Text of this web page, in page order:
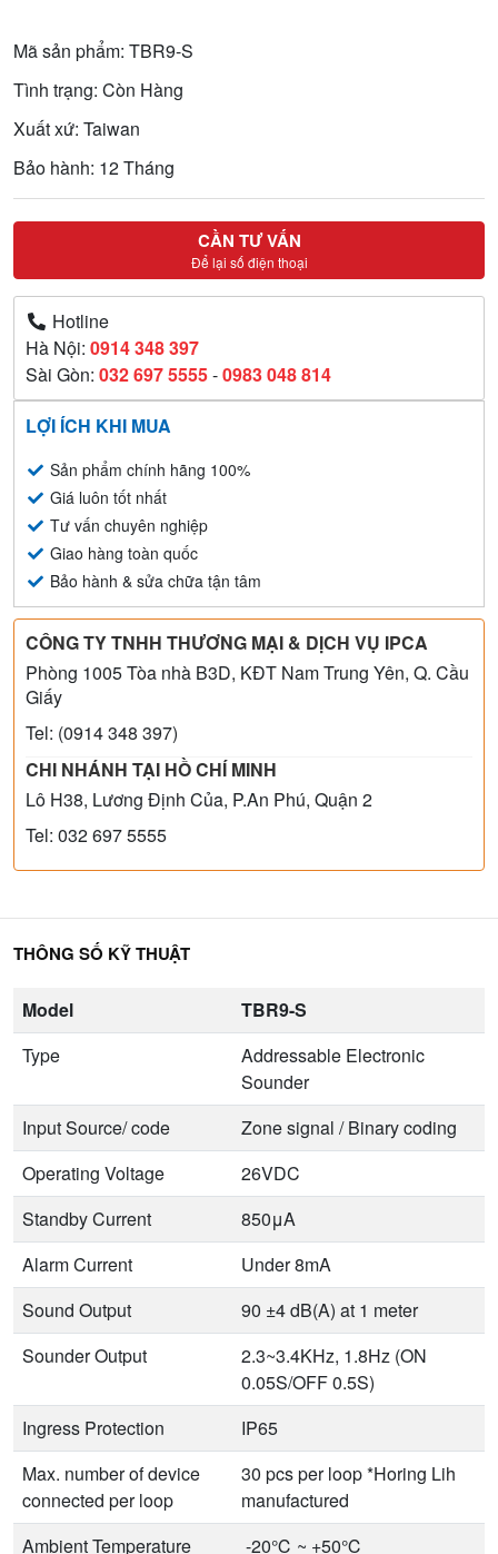
Mã sản phẩm: TBR9-S
Tình trạng: Còn Hàng
Xuất xứ: Taiwan
Bảo hành: 12 Tháng
CẦN TƯ VẤN
Để lại số điện thoại
Hotline
Hà Nội: 0914 348 397
Sài Gòn: 032 697 5555-0983 048 814
LỢI ÍCH KHI MUA
Sản phẩm chính hãng 100%
Giá luôn tốt nhất
Tư vấn chuyên nghiệp
Giao hàng toàn quốc
Bảo hành & sửa chữa tận tâm
CÔNG TY TNHH THƯƠNG MẠI & DỊCH VỤ IPCA
Phòng 1005 Tòa nhà B3D, KĐT Nam Trung Yên, Q. Cầu
Giấy
Tel: (0914 348 397)
CHI NHÁNH TẠI HỒ CHÍ MINH
Lô H38, Lương Định Của, P.An Phú, Quận 2
Tel: 032 697 5555
THÔNG SỐ KỸ THUẬT
Model
TBR9-S
Type
Addressable Electronic
Sounder
Input Source/ code
Zone signal / Binary coding
Operating Voltage
26VDC
Standby Current
850μA
Alarm Current
Under 8mA
Sound Output
90 ±4 dB(A) at 1 meter
Sounder Output
2.3~3.4KHz, 1.8Hz (ON
0.05S/OFF 0.5S)
Ingress Protection
IP65
Max. number of device
connected per loop
30 pcs per loop *Horing Lih
manufactured
Ambient Temperature
-20℃ ~ +50℃